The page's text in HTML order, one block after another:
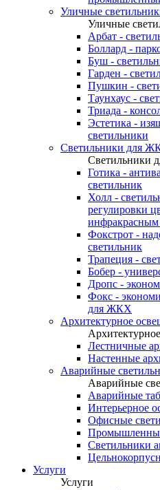
Уличные
Уличные
Арбат -
Боллард -
Буш -
Гарден -
Пушкин -
Таунхаус -
Триада -
Эстетика -
светильники
Светильники для
Светильники
Готика -
светильник
Холл -
регулировки
инфракрасным
Фокстрот -
светильник
Трапеция -
Бобер -
Дропс -
Фокс -
для ЖКХ
Архитектурное
Лестничные
Настенные
Аварийные
Аварийные
Аварийные
Интерьерное
Офисные
Светильники
Услуги
Услуги